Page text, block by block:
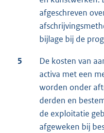
afgeschreven
bijlage bij de
5
De kosten van
activa met een
worden onder
derden en
de exploitatie
afgeweken bij